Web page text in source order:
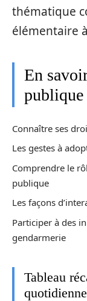
thématique
élémentaire
En
publique
Connaître ses
Les gestes à
Comprendre le
publique
Les façons
Participer à des
gendarmerie
Tableau